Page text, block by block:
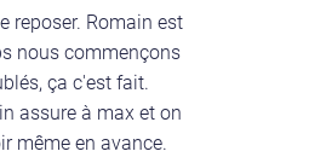
reposer. Romain est
nous commençons
ça c'est fait.
assure à max et on
même en avance.